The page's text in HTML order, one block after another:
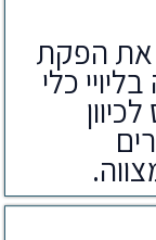
את הפקת
כלי